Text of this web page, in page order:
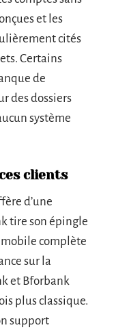
et les
cités
Certains
de
des dossiers
système
clients
d’une
tire son épingle
complète
sur la
et Bforbank
plus classique.
support